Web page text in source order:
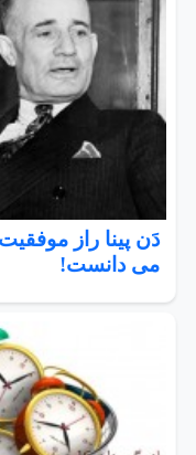
دَن پینا راز موفقیت
می دانست!